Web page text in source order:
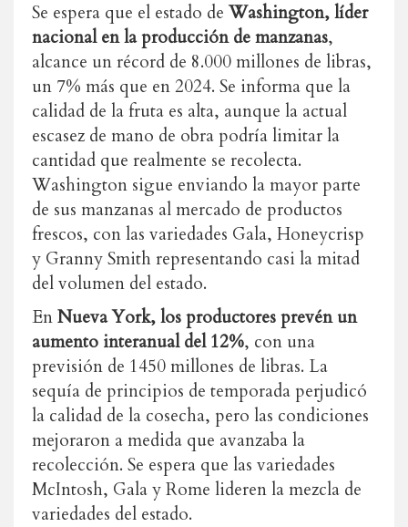
Se espera que el estado de Washington, líder
nacional en la producción de manzanas,
alcance un récord de 8.000 millones de libras,
un 7% más que en 2024. Se informa que la
calidad de la fruta es alta, aunque la actual
escasez de mano de obra podría limitar la
cantidad que realmente se recolecta.
Washington sigue enviando la mayor parte
de sus manzanas al mercado de productos
frescos, con las variedades Gala, Honeycrisp
y Granny Smith representando casi la mitad
del volumen del estado.
EnNueva York, los productores prevén un
aumento interanual del 12%, con una
previsión de 1450 millones de libras. La
sequía de principios de temporada perjudicó
la calidad de la cosecha, pero las condiciones
mejoraron a medida que avanzaba la
recolección. Se espera que las variedades
McIntosh, Gala y Rome lideren la mezcla de
variedades del estado.